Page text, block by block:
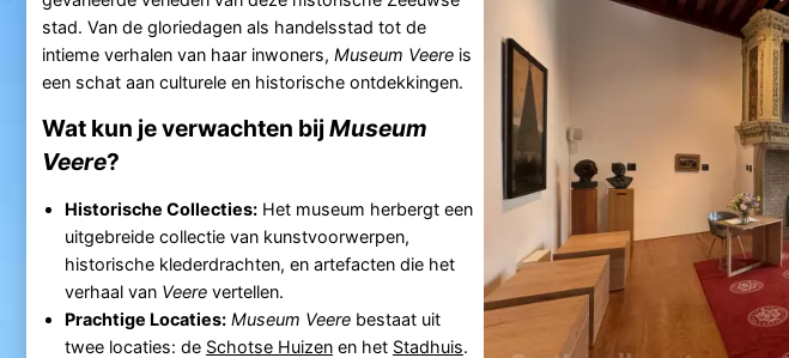
stad. Van de gloriedagen als handelsstad tot de
intieme verhalen van haar inwoners, Museum Veereis
een schat aan culturele en historische ontdekkingen.
Wat kun je verwachten bij Museum
Veere?
Historische Collecties:Het museum herbergt een
uitgebreide collectie van kunstvoorwerpen,
historische klederdrachten, en artefacten die het
verhaal van Veerevertellen.
Prachtige Locaties: Museum Veerebestaat uit
twee locaties: de Schotse Huizenen het Stadhuis.